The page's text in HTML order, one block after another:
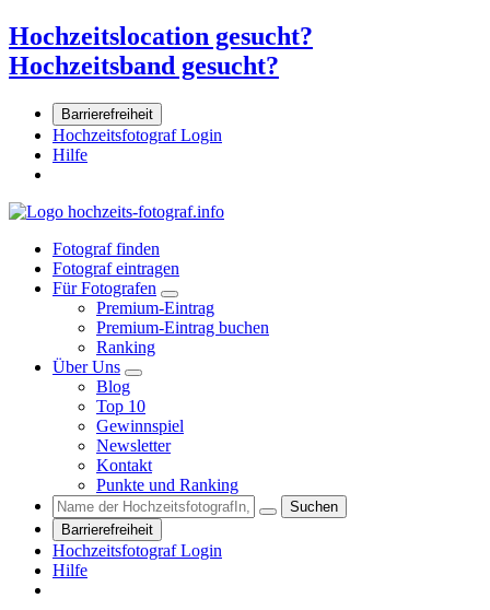
Hochzeitslocation gesucht?
Hochzeitsband gesucht?
Barrierefreiheit
Hochzeitsfotograf Login
Hilfe
Fotograf finden
Fotograf eintragen
Für Fotografen
Premium-Eintrag
Premium-Eintrag buchen
Ranking
Über Uns
Blog
Top 10
Gewinnspiel
Newsletter
Kontakt
Punkte und Ranking
Suchen
Barrierefreiheit
Hochzeitsfotograf Login
Hilfe